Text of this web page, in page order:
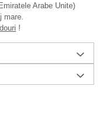
Arabe Unite)
mare.
!